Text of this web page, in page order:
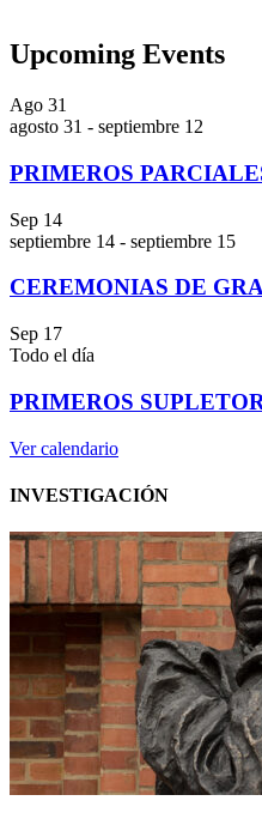
Upcoming Events
Ago 31
agosto 31 - septiembre 12
PRIMEROS
Sep 14
septiembre 14 - septiembre 15
CEREMONIAS DE
Sep 17
Todo el día
PRIMEROS
Ver calendario
INVESTIGACIÓN